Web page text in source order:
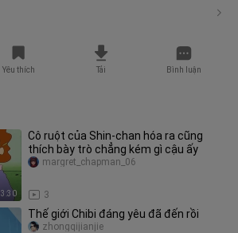
Yêu thích Tải Bình luận
3:30
Cô ruột của Shin‑chan hóa ra cũng
thích bày trò chẳng kém gì cậu ấy
3
margret_chapman_06
Thế giới Chibi đáng yêu đã đến rồi
zhongqijianjie